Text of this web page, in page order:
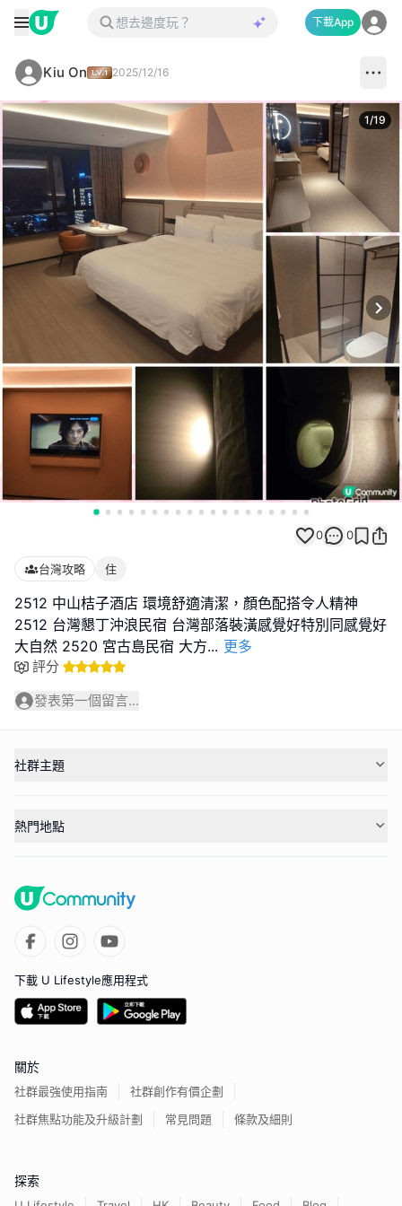
下載App
Kiu On 2025/12/16
1/19
0 0
台灣攻略 住
2512 中山桔子酒店 環境舒適清潔，顏色配搭令人精神
2512 台灣懇丁沖浪民宿 台灣部落裝潢感覺好特別同感覺好
大自然 2520 宮古島民宿 大方... 更多
評分
發表第一個留言...
社群主題
熱門地點
下載 U Lifestyle應用程式
關於
社群最強使用指南
社群創作有價企劃
社群焦點功能及升級計劃
常見問題 條款及細則
探索